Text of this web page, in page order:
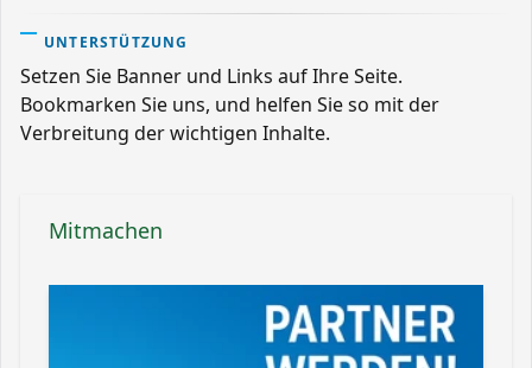
UNTERSTÜTZUNG
Setzen Sie Banner und Links auf Ihre Seite.
Bookmarken Sie uns, und helfen Sie so mit der
Verbreitung der wichtigen Inhalte.
Mitmachen